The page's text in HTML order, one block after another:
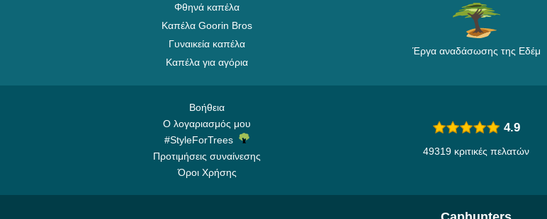
Chicago White Sox
Cincinnati Bengals
Cleveland Cavaliers
Φθηνά καπέλα
Καπέλα Goorin Bros
Γυναικεία καπέλα
Καπέλα για αγόρια
Έργα αναδάσωσης της Εδέμ
Βοήθεια
Ο λογαριασμός μου
#StyleForTrees
Προτιμήσεις συναίνεσης
Όροι Χρήσης
4.9
49319 κριτικές πελατών